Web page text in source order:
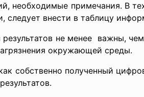
необходимые примечания. В
следует внести в таблицу
не менее важны,
окружающей среды.
собственно полученный